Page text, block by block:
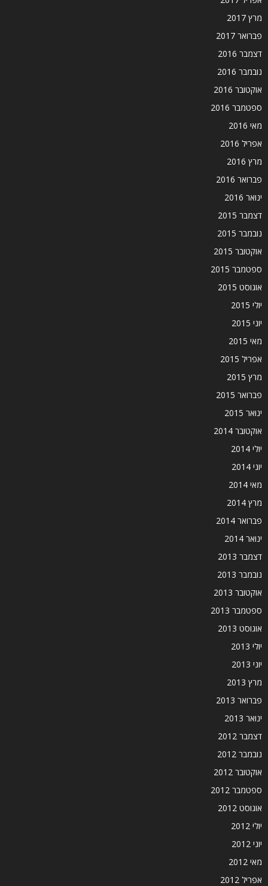
מרץ 2017
פברואר 2017
דצמבר 2016
נובמבר 2016
אוקטובר 2016
ספטמבר 2016
מאי 2016
אפריל 2016
מרץ 2016
פברואר 2016
ינואר 2016
דצמבר 2015
נובמבר 2015
אוקטובר 2015
ספטמבר 2015
אוגוסט 2015
יולי 2015
יוני 2015
מאי 2015
אפריל 2015
מרץ 2015
פברואר 2015
ינואר 2015
אוקטובר 2014
יולי 2014
יוני 2014
מאי 2014
מרץ 2014
פברואר 2014
ינואר 2014
דצמבר 2013
נובמבר 2013
אוקטובר 2013
ספטמבר 2013
אוגוסט 2013
יולי 2013
יוני 2013
מרץ 2013
פברואר 2013
ינואר 2013
דצמבר 2012
נובמבר 2012
אוקטובר 2012
ספטמבר 2012
אוגוסט 2012
יולי 2012
יוני 2012
מאי 2012
אפריל 2012